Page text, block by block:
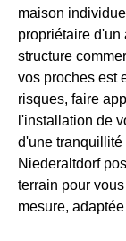
maison
propriétaire d'un
structure
vos proches est
risques, faire
l'installation de
d'une tranquillité
Niederaltdorf
terrain pour
mesure,